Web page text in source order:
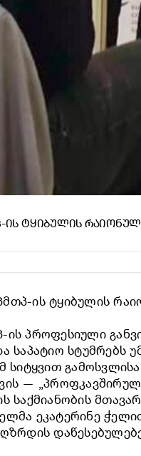
ᲢᲧᲘᲑᲣᲚᲘᲡ
ის ტყიბულის
პროფესიული
საპატიო სტუმრებს
—
ეკატერინე